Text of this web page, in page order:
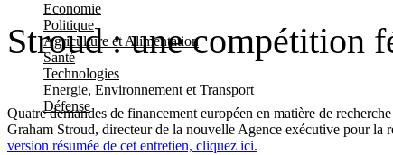
Economie
Politique
Agriculture et Alimentation
Santé
Technologies
Energie, Environnement et Transport
Défense
Stroud : une compétition
Quatre demandes de financement européen en matière de
Graham Stroud, directeur de la nouvelle Agence exécutive pour la
version résumée de cet entretien, cliquez ici.